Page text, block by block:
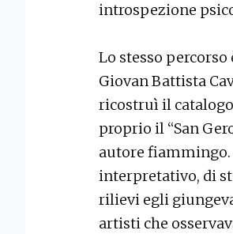
introspezione
Lo stesso
Giovan Battista
ricostruì il
proprio il “San
autore fiammingo.
interpretativo, di
rilievi egli
artisti che